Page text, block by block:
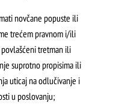
novčane popuste ili
trećem pravnom i/ili
tretman ili
suprotno propisima ili
uticaj na odlučivanje i
u poslovanju;
fontana